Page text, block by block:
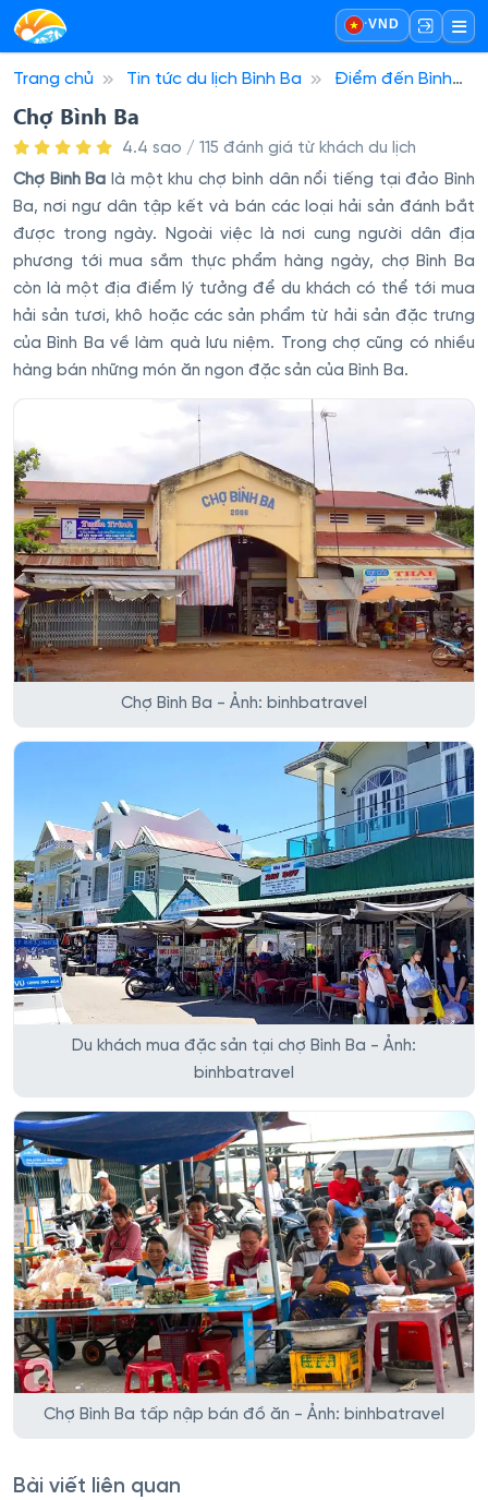
·VND
Trang chủ Tin tức du lịch Bình Ba
Điểm đến Bình
Ba
Chợ Bình Ba
Chợ Bình Ba
4.4 sao / 115 đánh giá từ khách du lịch
Chợ Bình Ba là một khu chợ bình dân nổi tiếng tại đảo Bình
Ba, nơi ngư dân tập kết và bán các loại hải sản đánh bắt
được trong ngày. Ngoài việc là nơi cung người dân địa
phương tới mua sắm thực phẩm hàng ngày, chợ Bình Ba
còn là một địa điểm lý tưởng để du khách có thể tới mua
hải sản tươi, khô hoặc các sản phẩm từ hải sản đặc trưng
của Bình Ba về làm quà lưu niệm. Trong chợ cũng có nhiều
hàng bán những món ăn ngon đặc sản của Bình Ba.
Chợ Bình Ba - Ảnh: binhbatravel
Du khách mua đặc sản tại chợ Bình Ba - Ảnh:
binhbatravel
Chợ Bình Ba tấp nập bán đồ ăn - Ảnh: binhbatravel
Bài viết liên quan